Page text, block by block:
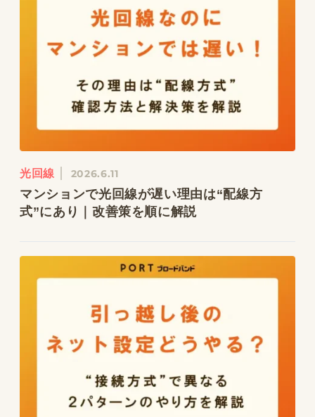
光回線 2026.6.11
マンションで光回線が遅い理由は“配線方
式”にあり｜改善策を順に解説